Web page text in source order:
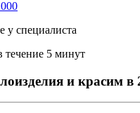
у специалиста
течение 5 минут
и красим